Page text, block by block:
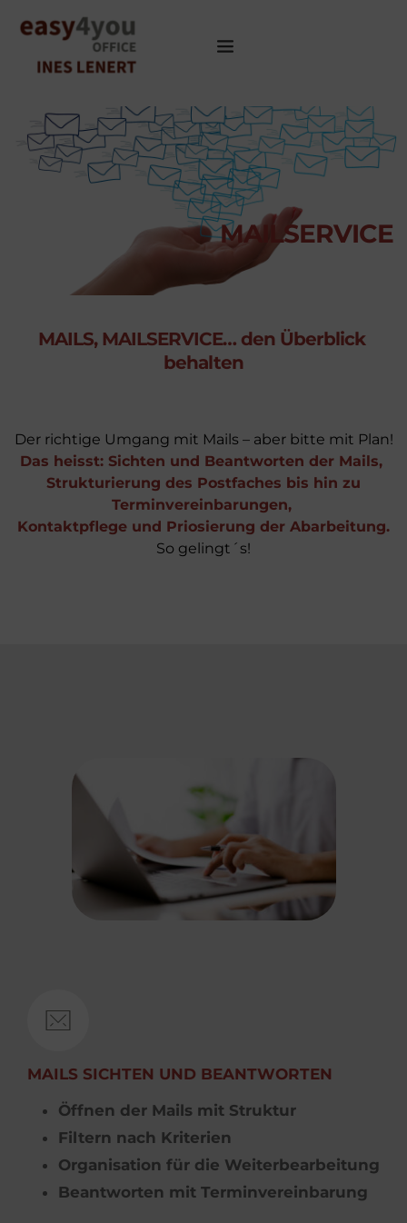
﻿MAILSERVICE
MAILS, MAILSERVICE… den Überblick
behalten
Der richtige Umgang mit Mails – aber bitte mit Plan!
Das heisst: Sichten und Beantworten der Mails,
Terminvereinbarungen,
Kontaktpflege und Priosierung der Abarbeitung.
So gelingt´s!
MAILS SICHTEN UND BEANTWORTEN
Öffnen der Mails mit Struktur
Filtern nach Kriterien
Organisation für die Weiterbearbeitung
Beantworten mit Terminvereinbarung